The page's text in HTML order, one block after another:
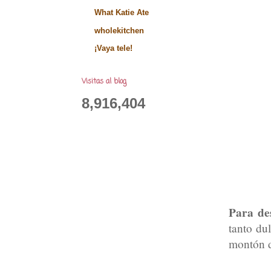
Para
tanto
montón
What Katie Ate
wholekitchen
¡Vaya tele!
Visitas al blog
8,916,404